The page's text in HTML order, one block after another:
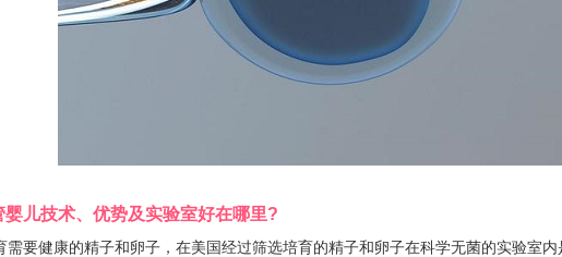
婴儿技术、优势及实验室好在哪里?
健康的精子和卵子，在美国经过筛选培育的精子和卵子在科学无菌的实验室内